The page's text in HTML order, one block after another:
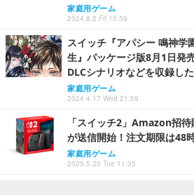
家庭用ゲーム
2024.8.2 Fri 10:59
スイッチ『アパシー 鳴神学
生』パッケージ版8月1日発
DLCシナリオなどを収録し
家庭用ゲーム
2024.4.17 Wed 21:59
「スイッチ2」Amazon招
が送信開始！注文期限は48
家庭用ゲーム
2025.5.20 Tue 11:35